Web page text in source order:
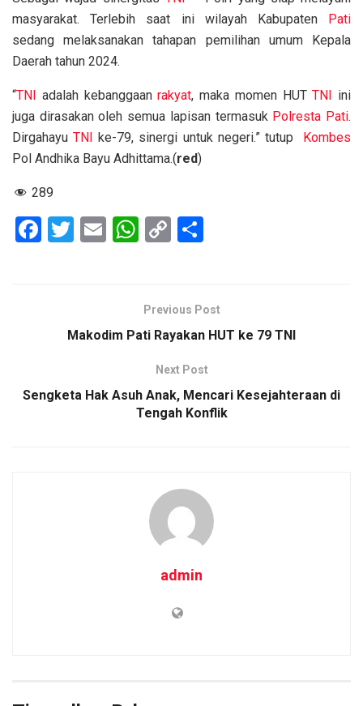
masyarakat. Terlebih saat ini wilayah Kabupaten
Pati
sedang melaksanakan tahapan pemilihan umum Kepala
Daerah tahun 2024.
“TNI adalah kebanggaanrakyat, maka momen HUTTNI
ini
juga dirasakan oleh semua lapisan termasuk Polresta Pati.
DirgahayuTNI ke-79, sinergi untuk negeri.” tutup
Kombes
Pol Andhika Bayu Adhittama.(red)
289
F
k
T
E
W
s
A
p
C
Li
n
k
e
Previous Post
Makodim Pati Rayakan HUT ke 79 TNI
Next Post
Sengketa Hak Asuh Anak, Mencari Kesejahteraan di
Tengah Konflik
admin